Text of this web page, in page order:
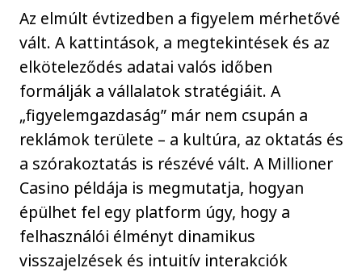
Az elmúlt évtizedben a figyelem mérhetővé
vált. A kattintások, a megtekintések és az
elköteleződés adatai valós időben
formálják a vállalatok stratégiáit. A
„figyelemgazdaság” már nem csupán a
reklámok területe – a kultúra, az oktatás és
a szórakoztatás is részévé vált. A Millioner
Casino példája is megmutatja, hogyan
épülhet fel egy platform úgy, hogy a
felhasználói élményt dinamikus
visszajelzések és intuitív interakciók